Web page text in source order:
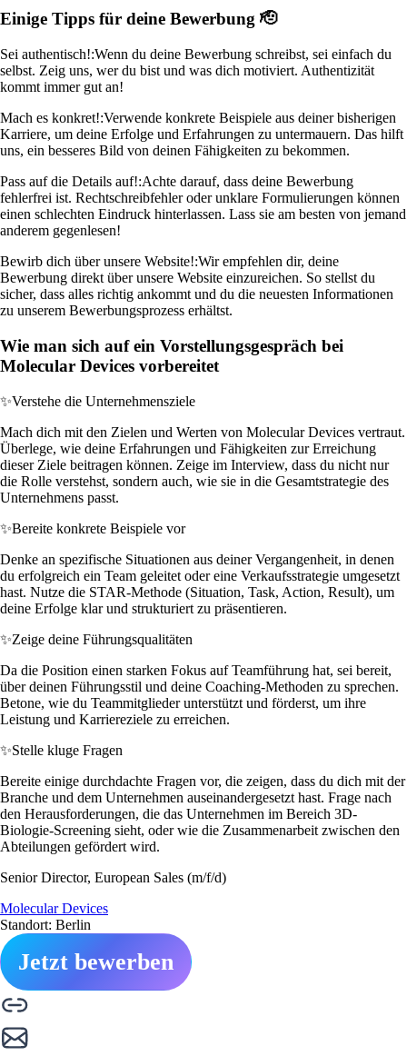
Einige Tipps für deine Bewerbung 🫡
Sei authentisch!:Wenn du deine Bewerbung schreibst, sei einfach du
selbst. Zeig uns, wer du bist und was dich motiviert. Authentizität
kommt immer gut an!
Mach es konkret!:Verwende konkrete Beispiele aus deiner bisherigen
Karriere, um deine Erfolge und Erfahrungen zu untermauern. Das hilft
uns, ein besseres Bild von deinen Fähigkeiten zu bekommen.
Pass auf die Details auf!:Achte darauf, dass deine Bewerbung
fehlerfrei ist. Rechtschreibfehler oder unklare Formulierungen können
einen schlechten Eindruck hinterlassen. Lass sie am besten von jemand
anderem gegenlesen!
Bewirb dich über unsere Website!:Wir empfehlen dir, deine
Bewerbung direkt über unsere Website einzureichen. So stellst du
sicher, dass alles richtig ankommt und du die neuesten Informationen
zu unserem Bewerbungsprozess erhältst.
Wie man sich auf ein Vorstellungsgespräch bei
Molecular Devices vorbereitet
✨Verstehe die Unternehmensziele
Mach dich mit den Zielen und Werten von Molecular Devices vertraut.
Überlege, wie deine Erfahrungen und Fähigkeiten zur Erreichung
dieser Ziele beitragen können. Zeige im Interview, dass du nicht nur
die Rolle verstehst, sondern auch, wie sie in die Gesamtstrategie des
Unternehmens passt.
✨Bereite konkrete Beispiele vor
Denke an spezifische Situationen aus deiner Vergangenheit, in denen
du erfolgreich ein Team geleitet oder eine Verkaufsstrategie umgesetzt
hast. Nutze die STAR-Methode (Situation, Task, Action, Result), um
deine Erfolge klar und strukturiert zu präsentieren.
✨Zeige deine Führungsqualitäten
Da die Position einen starken Fokus auf Teamführung hat, sei bereit,
über deinen Führungsstil und deine Coaching-Methoden zu sprechen.
Betone, wie du Teammitglieder unterstützt und förderst, um ihre
Leistung und Karriereziele zu erreichen.
✨Stelle kluge Fragen
Bereite einige durchdachte Fragen vor, die zeigen, dass du dich mit der
Branche und dem Unternehmen auseinandergesetzt hast. Frage nach
den Herausforderungen, die das Unternehmen im Bereich 3D-
Biologie-Screening sieht, oder wie die Zusammenarbeit zwischen den
Abteilungen gefördert wird.
Senior Director, European Sales (m/f/d)
Molecular Devices
Standort: Berlin
Jetzt bewerben